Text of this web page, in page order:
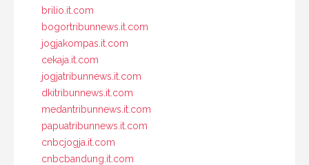
brilio.it.com
bogortribunnews.it.com
jogjakompas.it.com
cekaja.it.com
jogjatribunnews.it.com
dkitribunnews.it.com
medantribunnews.it.com
papuatribunnews.it.com
cnbcjogja.it.com
cnbcbandung.it.com